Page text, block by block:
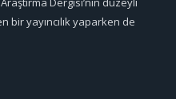
bir yayıncılık yaparken de